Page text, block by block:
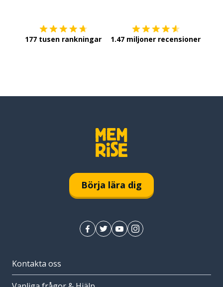
177 tusen rankningar 1.47 miljoner recensioner
Börja lära dig
Kontakta oss